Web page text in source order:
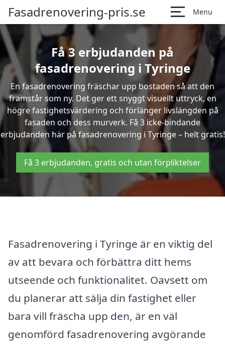
Fasadrenovering-pris.se Menu
Få 3 erbjudanden på
fasadrenovering i Tyringe
En fasadrenovering fräschar upp bostaden så att den
framstår som ny. Det ger ett snyggt visuellt uttryck, en
högre fastighetsvärdering och förlänger livslängden på
fasaden och dess murverk. Få 3 icke-bindande
erbjudanden här på fasadrenovering i Tyringe – helt gratis!
Få 3 erbjudanden, gratis och utan förpliktelser
Fasadrenovering i Tyringe är en viktig del
av att bevara och förbättra ditt hems
utseende och funktionalitet. Oavsett om
du planerar att sälja din fastighet eller
bara vill fräscha upp den, är en väl
genomförd fasadrenovering avgörande